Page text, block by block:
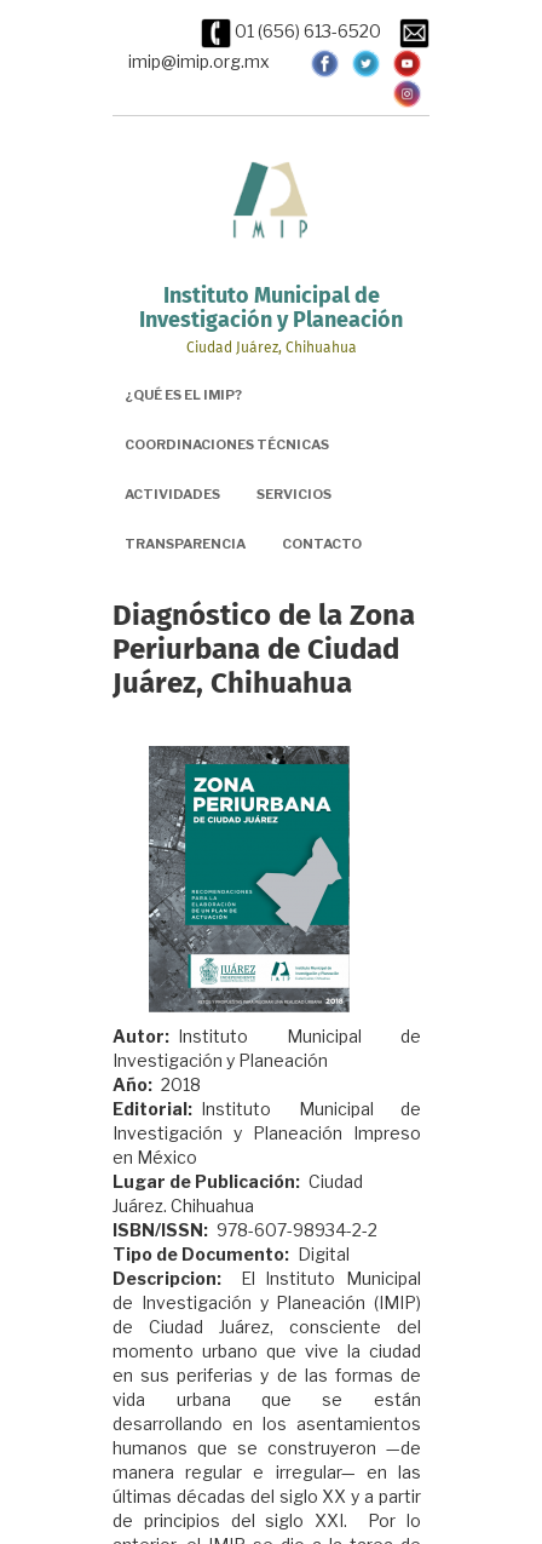
01 (656) 613-6520
imip@imip.org.mx
Instituto Municipal de
Investigación y Planeación
Ciudad Juárez, Chihuahua
¿QUÉ ES EL IMIP?
COORDINACIONES TÉCNICAS
ACTIVIDADES SERVICIOS
TRANSPARENCIA CONTACTO
Diagnóstico de la Zona
Periurbana de Ciudad
Juárez, Chihuahua
Autor
Instituto Municipal de
Investigación y Planeación
Año
2018
Editorial
Instituto Municipal de
Investigación y Planeación Impreso
en México
Lugar de Publicación
Ciudad
Juárez. Chihuahua
ISBN/ISSN
978-607-98934-2-2
Tipo de Documento
Digital
Descripcion
El Instituto Municipal
de Investigación y Planeación (IMIP)
de Ciudad Juárez, consciente del
momento urbano que vive la ciudad
en sus periferias y de las formas de
vida urbana que se están
desarrollando en los asentamientos
humanos que se construyeron —de
manera regular e irregular— en las
últimas décadas del siglo XX y a partir
de principios del siglo XXI. Por lo